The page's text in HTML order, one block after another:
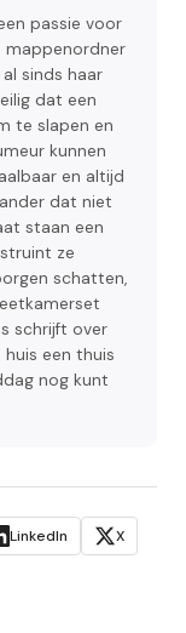
passie voor
mappenordner
sinds haar
dat een
te slapen en
kunnen
en altijd
dat niet
staan een
ze
schatten,
schrijft over
een thuis
nog kunt
LinkedIn
X